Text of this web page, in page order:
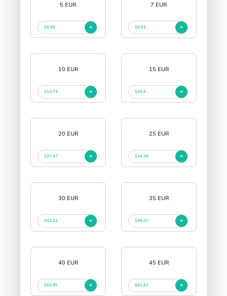
5 EUR
$6.86
7 EUR
$9.61
10 EUR
$13.74
15 EUR
$20.6
20 EUR
$27.47
25 EUR
$34.34
30 EUR
$41.21
35 EUR
$48.07
40 EUR
$54.95
45 EUR
$61.81